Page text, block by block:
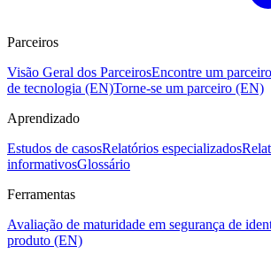
Parceiros
Visão Geral dos ParceirosEncontre um parceiro
de tecnologia (EN)Torne-se um parceiro (EN)
Aprendizado
Estudos de casosRelatórios especializados
informativosGlossário
Ferramentas
Avaliação de maturidade em segurança de
produto (EN)